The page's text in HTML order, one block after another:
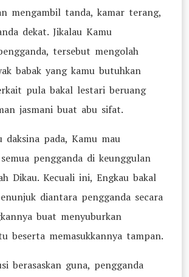
mengambil tanda, kamar terang,
dekat. Jikalau Kamu
tersebut mengolah
babak yang kamu butuhkan
pula bakal lestari beruang
jasmani buat abu sifat.
daksina pada, Kamu mau
pengganda di keunggulan
Dikau. Kecuali ini, Engkau bakal
diantara pengganda secara
buat menyuburkan
beserta memasukkannya tampan.
berasaskan guna, pengganda